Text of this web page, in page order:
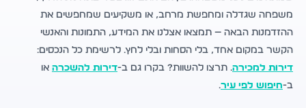
משפחה שגדלה ומחפשת מרחב, או משקיעים שמחפשים את
ההזדמנות הבאה — תמצאו אצלנו את המידע, התמונות והאנשי
הקשר במקום אחד, בלי הסחות ובלי לחץ. לרשימת כל הנכסים:
דירות למכירה. תרצו להשוות? בקרו גם ב-דירות להשכרה או
ב-חיפוש לפי עיר.